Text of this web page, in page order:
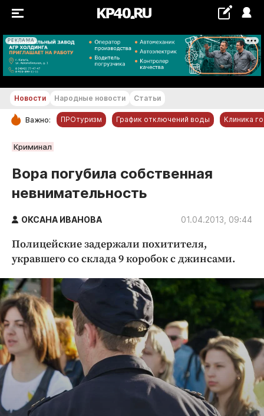
РЕКЛАМА
+27...+28 °С
РУБРИКИ
Новости компаний
Статьи
Народные новости
Авто и транспорт
Благоустройство
Культура
Недвижимость и ЖКХ
Образование
Общество
Погода
Праздники
Происшествия
Новости Народные новости Статьи
Важно: ПРОтуризм График отключений воды Клиника
Криминал
Вора погубила собственная
невнимательность
ОКСАНА ИВАНОВА 01.04.2013, 09:44
Полицейские задержали похитителя,
укравшего со склада 9 коробок с джинсами.